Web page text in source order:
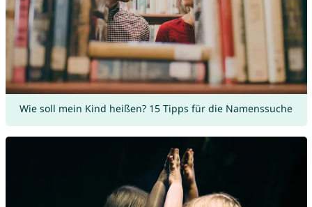
Wie soll mein Kind heißen? 15 Tipps für die Namenssuche